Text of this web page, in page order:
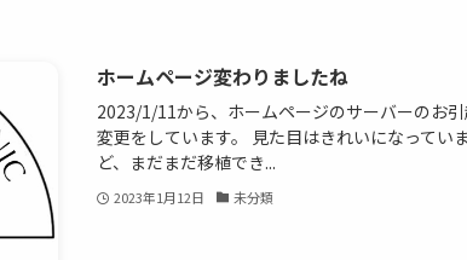
ホームページ変わりましたね
2023/1/11から、ホームページのサーバーのお
変更をしています。 見た目はきれいになってい
ど、まだまだ移植でき...
2023年1月12日 未分類